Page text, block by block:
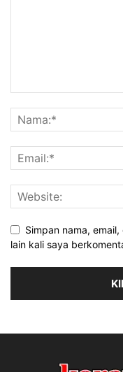
Simpan nama,
lain kali saya